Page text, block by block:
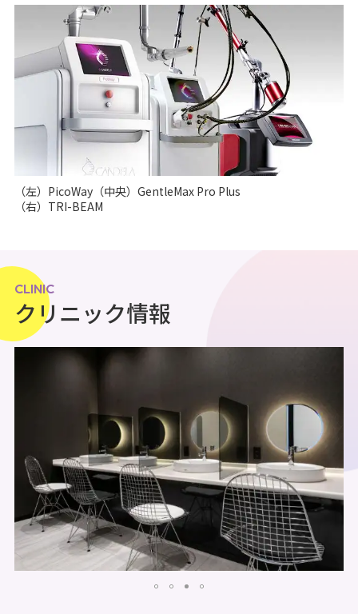
（左）PicoWay（中央）GentleMax Pro Plus
（右）TRI-BEAM
CLINIC
クリニック情報